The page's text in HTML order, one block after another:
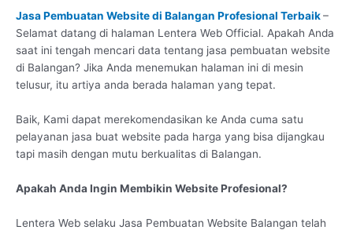
Jasa Pembuatan Website di Balangan Profesional Terbaik–
Selamat datang di halaman Lentera Web Official. Apakah Anda
saat ini tengah mencari data tentang jasa pembuatan website
di Balangan? Jika Anda menemukan halaman ini di mesin
telusur, itu artiya anda berada halaman yang tepat.
Baik, Kami dapat merekomendasikan ke Anda cuma satu
pelayanan jasa buat website pada harga yang bisa dijangkau
tapi masih dengan mutu berkualitas di Balangan.
Apakah Anda Ingin Membikin Website Profesional?
Lentera Web selaku Jasa Pembuatan Website Balangan telah